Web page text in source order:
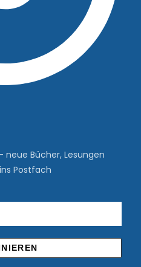
neue Bücher, Lesungen
Postfach